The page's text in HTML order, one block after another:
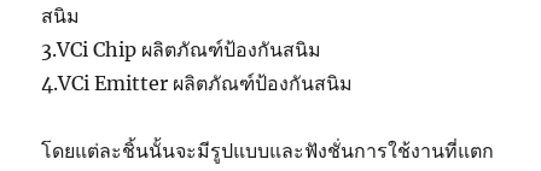
สนิม
3.VCi Chip ผลิตภัณฑ์ป้องกันสนิม
4.VCi Emitter ผลิตภัณฑ์ป้องกันสนิม
โดยแต่ละชิ้นนั้นจะมีรูปแบบและฟังชั่นการใช้งานที่แตก